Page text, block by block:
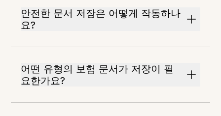
안전한 문서 저장은 어떻게 작동하나
요?
어떤 유형의 보험 문서가 저장이 필
요한가요?